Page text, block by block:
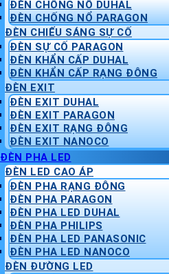
ĐÈN CHỐNG NỔ DUHAL
ĐÈN CHỐNG NỔ PARAGON
ĐÈN CHIẾU SÁNG SỰ CỐ
ĐÈN SỰ CỐ PARAGON
ĐÈN KHẨN CẤP DUHAL
ĐÈN KHẨN CẤP RẠNG ĐÔNG
ĐÈN EXIT
ĐÈN EXIT DUHAL
ĐÈN EXIT PARAGON
ĐÈN EXIT RẠNG ĐÔNG
ĐÈN EXIT NANOCO
ĐÈN PHA LED
ĐÈN LED CAO ÁP
ĐÈN PHA RẠNG ĐÔNG
ĐÈN PHA PARAGON
ĐÈN PHA LED DUHAL
ĐÈN PHA PHILIPS
ĐÈN PHA LED PANASONIC
ĐÈN PHA LED NANOCO
ĐÈN ĐƯỜNG LED